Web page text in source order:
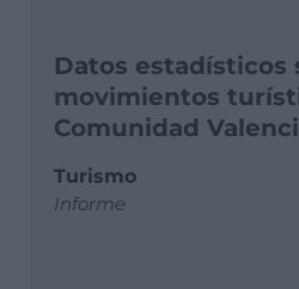
Datos estadísticos
movimientos
Comunidad
Turismo
Informe